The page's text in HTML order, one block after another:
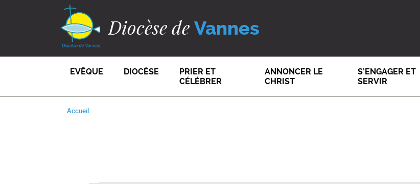
Diocèse de Vannes
EVÊQUE DIOCÈSE
PRIER ET
CÉLÉBRER
ANNONCER LE
CHRIST
S’ENGAGER ET
SERVIR
Accueil